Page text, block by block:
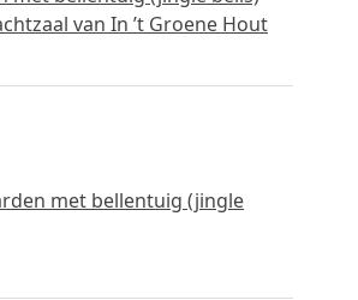
van In ’t Groene Hout
met bellentuig (jingle